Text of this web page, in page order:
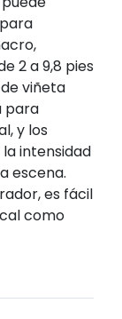
2 a 9,8 pies
viñeta
para
y los
intensidad
escena.
es fácil
como